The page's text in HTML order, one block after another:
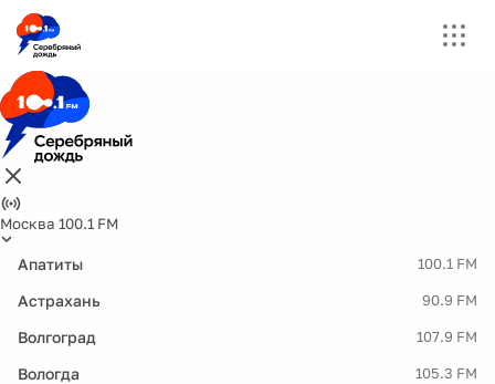
Москва 100.1 FM
Апатиты 100.1 FM
Астрахань 90.9 FM
Волгоград 107.9 FM
Вологда 105.3 FM